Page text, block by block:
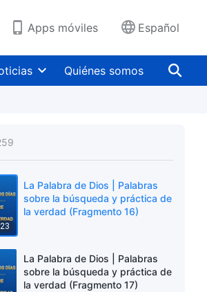
Apps móviles Español
Quiénes somos
La Palabra de Dios | Palabras
la verdad (Fragmento 14)
La Palabra de Dios | Palabras
sobre la búsqueda y práctica de
la verdad (Fragmento 16)
La Palabra de Dios | Palabras
sobre la búsqueda y práctica de
la verdad (Fragmento 17)